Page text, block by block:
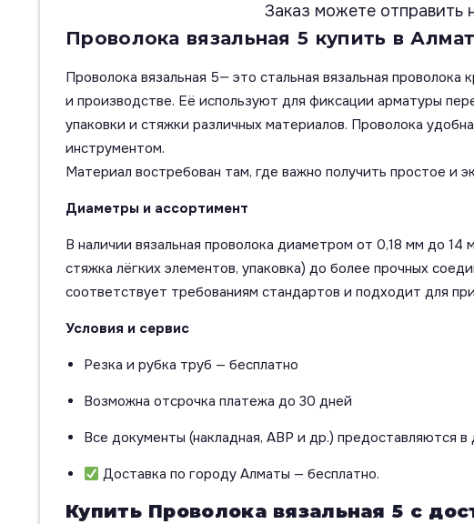
Заказ можете отправить
Проволока вязальная 5 купить в
Проволока вязальная 5— это стальная вязальная
и производстве. Её используют для фиксации арматуры
упаковки и стяжки различных материалов. Проволока
инструментом.
Материал востребован там, где важно получить простое и
Диаметры и ассортимент
В наличии вязальная проволока диаметром от 0,18 мм до
стяжка лёгких элементов, упаковка) до более прочных
соответствует требованиям стандартов и подходит для
Условия и сервис
Резка и рубка труб — бесплатно
Возможна отсрочка платежа до 30 дней
Все документы (накладная, АВР и др.) предоставляются в
Доставка по городу Алматы — бесплатно.
Купить Проволока вязальная 5 с